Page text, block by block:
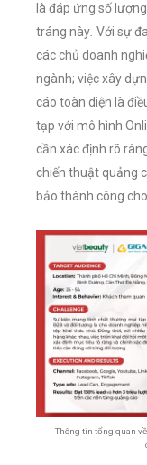
là đáp ứng số
tráng này Với sự
các chủ doanh
ngành; việc xây
cáo toàn diện là
tạp với mô hình
cần xác định rõ
chiến thuật quảng
bảo thành công
Thông tin tổng quan